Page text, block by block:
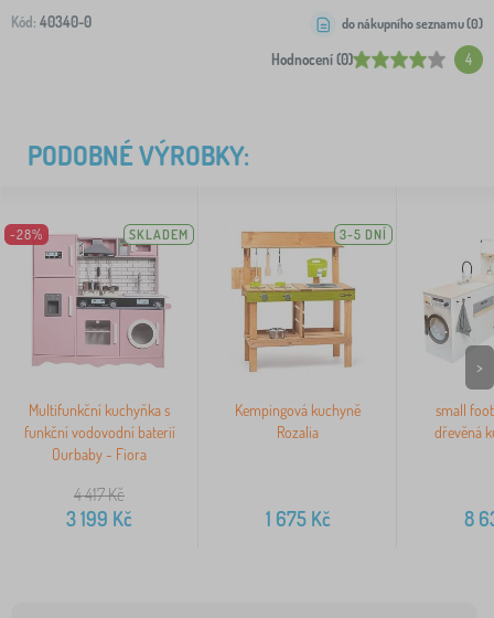
Kód: 40340-0
Hodnocení (0) 4
do nákupního seznamu (0)
PODOBNÉ VÝROBKY:
-28% SKLADEM
Multifunkční kuchyňka s
funkční vodovodní baterií
Ourbaby - Fiora
4 417Kč
3 199 Kč
3-5 DNÍ
Kempingová kuchyně
Rozalia
1 675Kč
small
dřevěná
8
>